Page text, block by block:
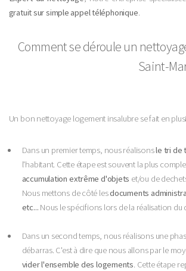
gratuit sur simple appel téléphonique.
Comment se déroule un
Saint-
Un bon nettoyage logement insalubre se fait en
Dans un premier temps, nous réalisonsle tri de
l'habitant. Cette étape est souvent la plus
accumulation extrême d'objets et/ou de
Nous mettons de côté lesdocuments
etc... Nous le spécifions lors de la réalisation
Dans un second temps, nous réalisons une
débarras. C'est à dire que nous allons par le
vider l'ensemble des logements. Cette étape